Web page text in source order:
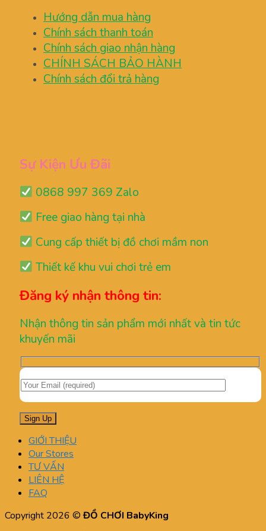
Hướng dẫn mua hàng
Chính sách thanh toán
Chính sách giao nhận hàng
CHÍNH SÁCH BẢO HÀNH
Chính sách đổi trả hàng
Sự Kiện Ưu Đãi
0868 997 369 Zalo
Free giao hàng tại nhà
Cung cấp thiết bị đồ chơi mầm non
Thiết kế khu vui chơi trẻ em
Đăng ký nhận thông tin:
Nhận thông tin sản phẩm mới nhất và tin tức
khuyến mãi
GIỚI THIỆU
Our Stores
TƯ VẤN
LIÊN HỆ
FAQ
Copyright 2026 ©ĐỒ CHƠI BabyKing